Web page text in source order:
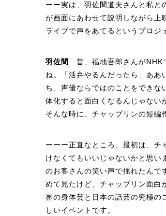
ーー実は、羽佐間道夫さんと私と
が画面にあわせて説明しながら上
ライブで声をあてるというプロジ
羽佐間
昔、福地吾郎さんがNHK
ね。「活弁やるんだったら、ああ
ち、声優ならではのことをできな
体化すると面白くなるんじゃない
そんな時に、チャップリンの短編
ーーー正直なところ、最初は、チ
けなくてもいいじゃないかと思い
のお客さんの笑い声で揺れたんで
めて見たけど、チャップリン面白
界の身体芸と日本の話芸の究極の
しいイベントです。